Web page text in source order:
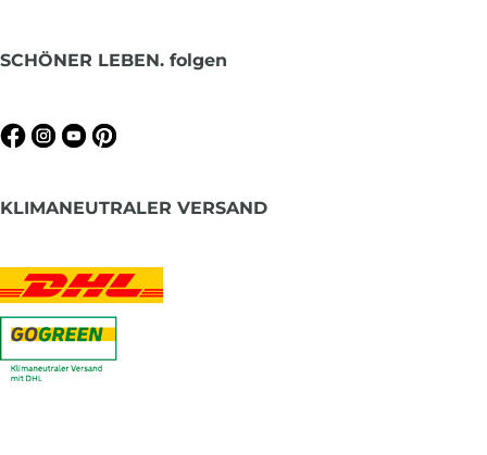
SCHÖNER LEBEN. folgen
KLIMANEUTRALER VERSAND